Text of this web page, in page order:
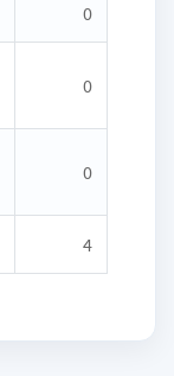
0
0
0
4